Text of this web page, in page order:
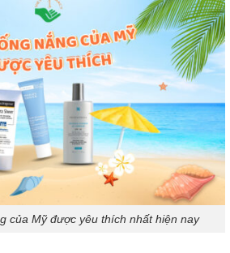
của Mỹ được yêu thích nhất hiện nay